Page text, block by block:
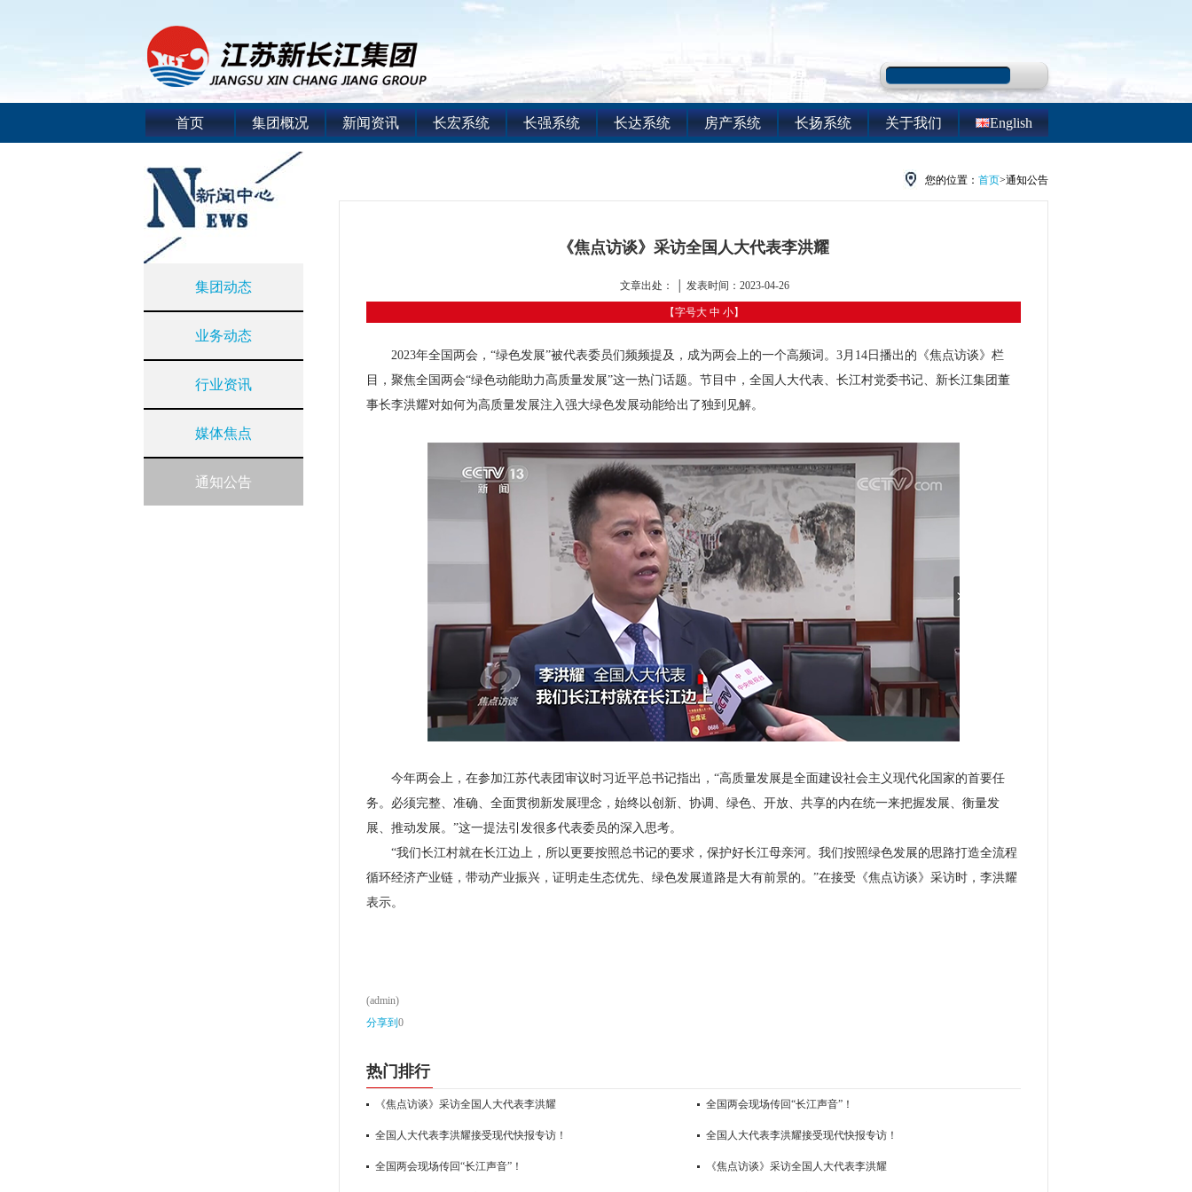
首页 集团概况 新闻资讯 长宏系统 长强系统 长达系统 房产系统 长扬系统 关于我们 English
集团动态
业务动态
行业资讯
媒体焦点
通知公告
您的位置： 首页>通知公告
《焦点访谈》采访全国人大代表李洪耀
文章出处： │ 发表时间：2023-04-26
【字号大 中 小】
2023年全国两会，“绿色发展”被代表委员们频频提及，成为两会上的一个高频词。3月14日播出的《焦点访谈》栏
目，聚焦全国两会“绿色动能助力高质量发展”这一热门话题。节目中，全国人大代表、长江村党委书记、新长江集团董
事长李洪耀对如何为高质量发展注入强大绿色发展动能给出了独到见解。
今年两会上，在参加江苏代表团审议时习近平总书记指出，“高质量发展是全面建设社会主义现代化国家的首要任
务。必须完整、准确、全面贯彻新发展理念，始终以创新、协调、绿色、开放、共享的内在统一来把握发展、衡量发
展、推动发展。”这一提法引发很多代表委员的深入思考。
“我们长江村就在长江边上，所以更要按照总书记的要求，保护好长江母亲河。我们按照绿色发展的思路打造全流程
循环经济产业链，带动产业振兴，证明走生态优先、绿色发展道路是大有前景的。”在接受《焦点访谈》采访时，李洪耀
表示。
(admin)
分享到 0
热门排行
《焦点访谈》采访全国人大代表李洪耀
全国人大代表李洪耀接受现代快报专访！
全国两会现场传回“长江声音”！
全国两会现场传回“长江声音”！
全国人大代表李洪耀接受现代快报专访！
《焦点访谈》采访全国人大代表李洪耀